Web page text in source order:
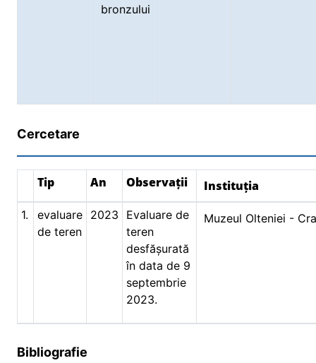
bronzului
Cercetare
Tip An Observații Instituția
1.
evaluare
de teren
2023
Evaluare de
teren
desfășurată
în data de 9
septembrie
2023.
Muzeul Olteniei -
Bibliografie